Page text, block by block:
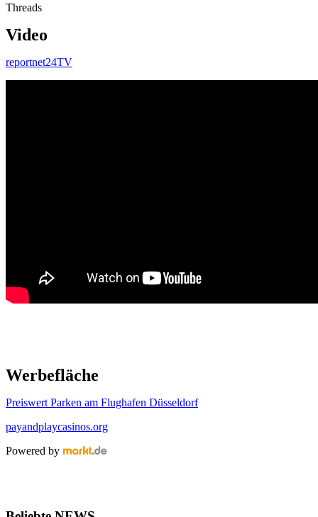
Threads
Video
reportnet24TV
Werbefläche
Preiswert Parken am Flughafen Düsseldorf
payandplaycasinos.org
Powered by